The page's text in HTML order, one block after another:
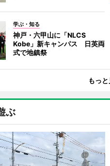
学ぶ・知る
神戸・六甲山に「NLCS
Kobe」新キャンパス 日英両
式で地鎮祭
もっ
ぶ